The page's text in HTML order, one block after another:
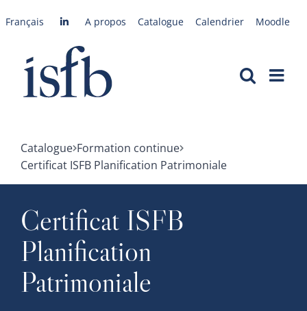
auFrançais A propos Catalogue Calendrier Moodle
Catalogue Formation continue
Certificat ISFB Planification Patrimoniale
Certificat ISFB
Planification
Patrimoniale